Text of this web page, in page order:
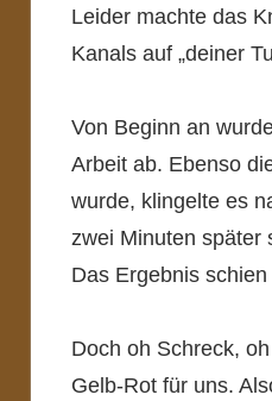
Leider machte das
Kanals auf „deiner
Von Beginn an
Arbeit ab. Ebenso
wurde, klingelte es
zwei Minuten später
Das Ergebnis
Doch oh Schreck,
Gelb-Rot für uns.